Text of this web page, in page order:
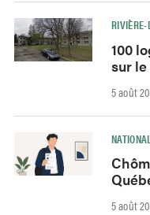
100
sur
5 août
NATIONAL
5 août